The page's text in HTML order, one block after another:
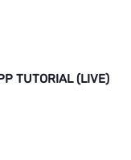
TUTORIAL (LIVE)